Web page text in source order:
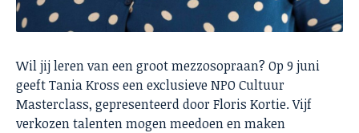
Wil jij leren van een groot mezzosopraan? Op 9 juni
geeft Tania Kross een exclusieve NPO Cultuur
Masterclass, gepresenteerd door Floris Kortie. Vijf
verkozen talenten mogen meedoen en maken